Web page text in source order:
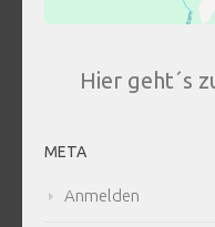
Hier geht´s
META
Anmelden